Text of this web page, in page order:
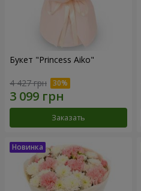
Букет "Princess Aiko"
4 427 грн
Заказать